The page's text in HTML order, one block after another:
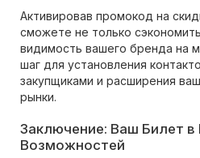
Активировав промокод на
сможете не только
видимость вашего бренда на
шаг для установления
закупщиками и расширения
рынки.
Заключение: Ваш Билет
Возможностей